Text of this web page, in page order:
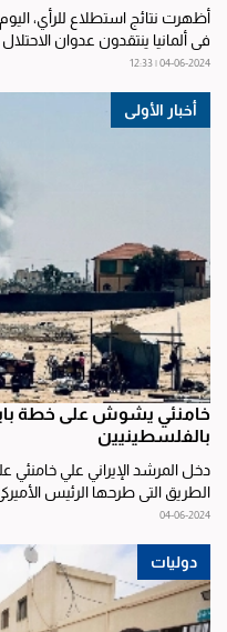
في ألمانيا ينتقدون عدوان
04-06-2024 | 12:33
أخبار الأولى
خامنئي يشوش على خطة
بالفلسطينيين
دخل المرشد الإيراني علي
الطريق التي طرحها الرئيس
04-06-2024
دوليات